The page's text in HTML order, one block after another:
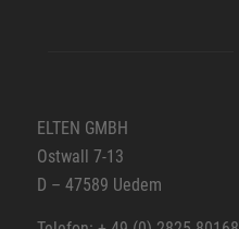
ELTEN GMBH
Ostwall 7-13
D – 47589 Uedem